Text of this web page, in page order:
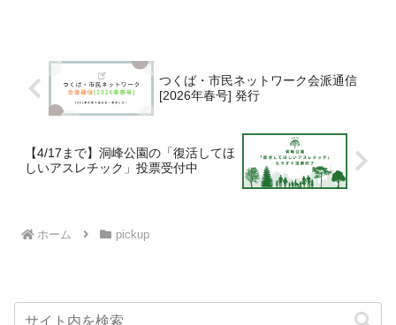
つくば・市民ネットワーク会派通信
[2026年春号] 発行
【4/17まで】洞峰公園の「復活してほ
しいアスレチック」投票受付中
ホーム pickup